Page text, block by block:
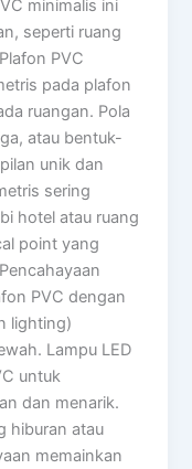
minimalis ini
seperti ruang
PVC
pada plafon
ruangan. Pola
atau bentuk-
unik dan
sering
hotel atau ruang
point yang
PVC dengan
lighting)
Lampu LED
untuk
dan menarik.
hiburan atau
memainkan